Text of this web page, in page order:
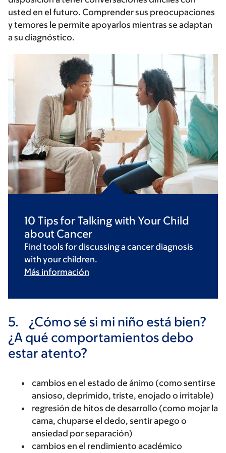
usted en el futuro. Comprender sus preocupaciones
y temores le permite apoyarlos mientras se adaptan
a su diagnóstico.
10 Tips for Talking with Your Child
about Cancer
Find tools for discussing a cancer diagnosis
with your children.
Más información
5.
¿Cómo sé si mi niño está bien?
¿A qué comportamientos debo
estar atento?
cambios en el estado de ánimo (como sentirse
ansioso, deprimido, triste, enojado o irritable)
regresión de hitos de desarrollo (como mojar la
cama, chuparse el dedo, sentir apego o
ansiedad por separación)
cambios en el rendimiento académico